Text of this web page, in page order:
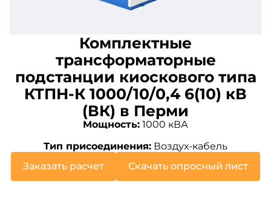
Комплектные
трансформаторные
подстанции киоскового типа
КТПН-К 1000/10/0,4 6(10) кВ
(ВК) в Перми
Мощность: 1000 кВА
Тип присоединения: Воздух-кабель
Заказать расчет
Скачать опросный лист